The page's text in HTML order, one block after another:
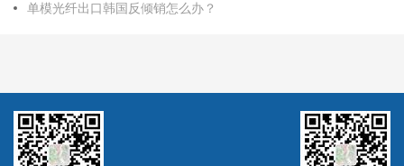
单模光纤出口韩国反倾销怎么办？